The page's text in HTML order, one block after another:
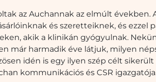
az Auchannak az elmúlt években.
és szeretteiknek, és ezzel
akik a klinikán gyógyulnak.
már harmadik éve látjuk, milyen
idén is egy ilyen szép célt
kommunikációs és CSR